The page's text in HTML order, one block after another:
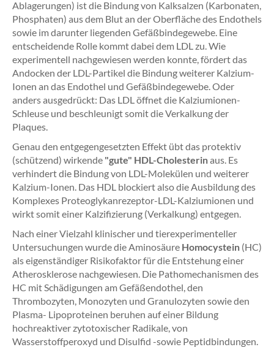
Ablagerungen) ist die Bindung von Kalksalzen (Karbonaten,
Phosphaten) aus dem Blut an der Oberfläche des Endothels
sowie im darunter liegenden Gefäßbindegewebe. Eine
entscheidende Rolle kommt dabei dem LDL zu. Wie
experimentell nachgewiesen werden konnte, fördert das
Andocken der LDL-Partikel die Bindung weiterer Kalzium-
Ionen an das Endothel und Gefäßbindegewebe. Oder
anders ausgedrückt: Das LDL öffnet die Kalziumionen-
Schleuse und beschleunigt somit die Verkalkung der
Plaques.
Genau den entgegengesetzten Effekt übt das protektiv
(schützend) wirkende "gute" HDL-Cholesterinaus. Es
verhindert die Bindung von LDL-Molekülen und weiterer
Kalzium-Ionen. Das HDL blockiert also die Ausbildung des
Komplexes Proteoglykanrezeptor-LDL-Kalziumionen und
wirkt somit einer Kalzifizierung (Verkalkung) entgegen.
Nach einer Vielzahl klinischer und tierexperimenteller
Untersuchungen wurde die Aminosäure Homocystein (HC)
als eigenständiger Risikofaktor für die Entstehung einer
Atherosklerose nachgewiesen. Die Pathomechanismen des
HC mit Schädigungen am Gefäßendothel, den
Thrombozyten, Monozyten und Granulozyten sowie den
Plasma- Lipoproteinen beruhen auf einer Bildung
hochreaktiver zytotoxischer Radikale, von
Wasserstoffperoxyd und Disulfid -sowie Peptidbindungen.